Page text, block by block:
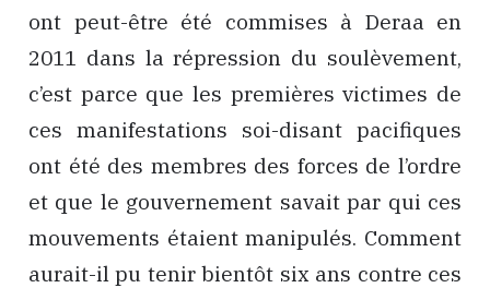
ont peut-être été commises à Deraa en
2011 dans la répression du soulèvement,
c’est parce que les premières victimes de
ces manifestations soi-disant pacifiques
ont été des membres des forces de l’ordre
et que le gouvernement savait par qui ces
mouvements étaient manipulés. Comment
aurait-il pu tenir bientôt six ans contre ces